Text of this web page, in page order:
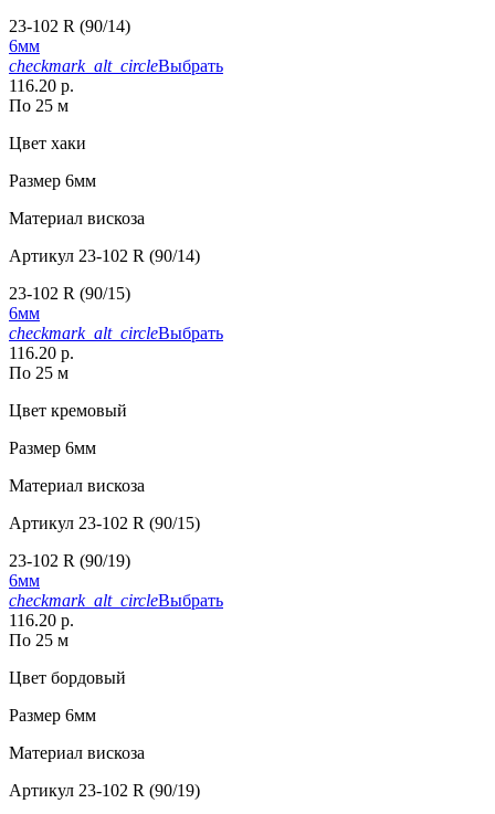
23-102 R (90/14)
6мм
checkmark_alt_circleВыбрать
116.20 р.
По 25 м
Цвет хаки
Размер 6мм
Материал вискоза
Артикул 23-102 R (90/14)
23-102 R (90/15)
6мм
checkmark_alt_circleВыбрать
116.20 р.
По 25 м
Цвет кремовый
Размер 6мм
Материал вискоза
Артикул 23-102 R (90/15)
23-102 R (90/19)
6мм
checkmark_alt_circleВыбрать
116.20 р.
По 25 м
Цвет бордовый
Размер 6мм
Материал вискоза
Артикул 23-102 R (90/19)